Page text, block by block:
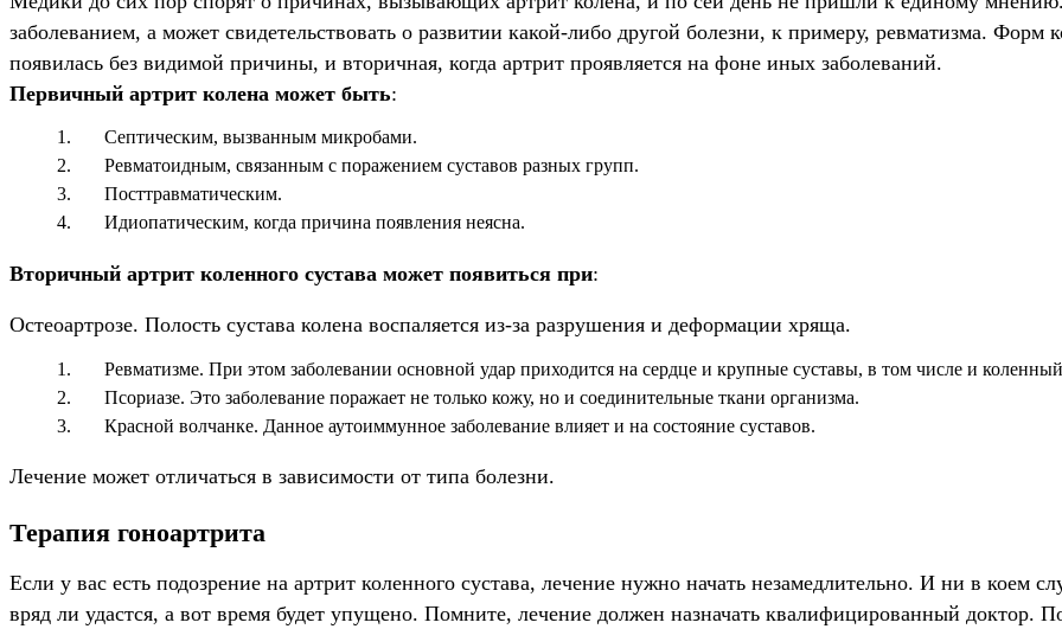
заболеванием, а может свидетельствовать о развитии какой-либо другой болезни, к примеру, ревматизма. Форм
появилась без видимой причины, и вторичная, когда артрит проявляется на фоне иных заболеваний.
Первичный артрит колена может быть:
Септическим, вызванным микробами.
Ревматоидным, связанным с поражением суставов разных групп.
Посттравматическим.
Идиопатическим, когда причина появления неясна.
Вторичный артрит коленного сустава может появиться при:
Остеоартрозе. Полость сустава колена воспаляется из-за разрушения и деформации хряща.
Ревматизме. При этом заболевании основной удар приходится на сердце и крупные суставы, в том числе и
Псориазе. Это заболевание поражает не только кожу, но и соединительные ткани организма.
Красной волчанке. Данное аутоиммунное заболевание влияет и на состояние суставов.
Лечение может отличаться в зависимости от типа болезни.
Терапия гоноартрита
Если у вас есть подозрение на артрит коленного сустава, лечение нужно начать незамедлительно. И ни в коем
вряд ли удастся, а вот время будет упущено. Помните, лечение должен назначать квалифицированный доктор.